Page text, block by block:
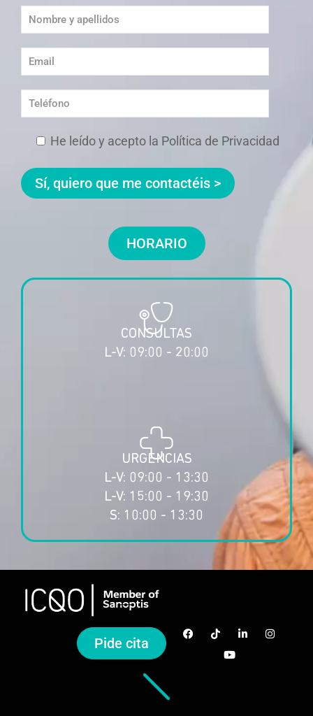
He leído y acepto la Política de Privacidad
HORARIO
CONSULTAS
L-V: 09:00 - 20:00
URGENCIAS
L-V: 09:00 - 13:30
L-V: 15:00 - 19:30
S: 10:00 - 13:30
Pide cita